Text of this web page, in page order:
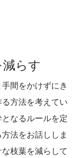
らす
間をかけずにき
方法を考えてい
なるルールを定
法をお話ししま
枝葉を減らして